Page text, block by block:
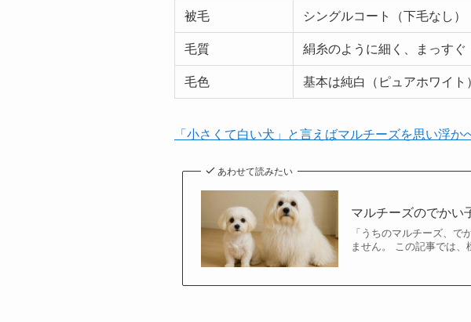
被毛 シングルコート（下毛なし）
毛質 絹糸のように細く、まっすぐ
毛色 基本は純白（ピュアホワイト
「小さくて白い犬」と言えばマルチーズを思い浮か
あわせて読みたい
マルチーズのでかい
「うちのマルチーズ、
ません。 この記事では